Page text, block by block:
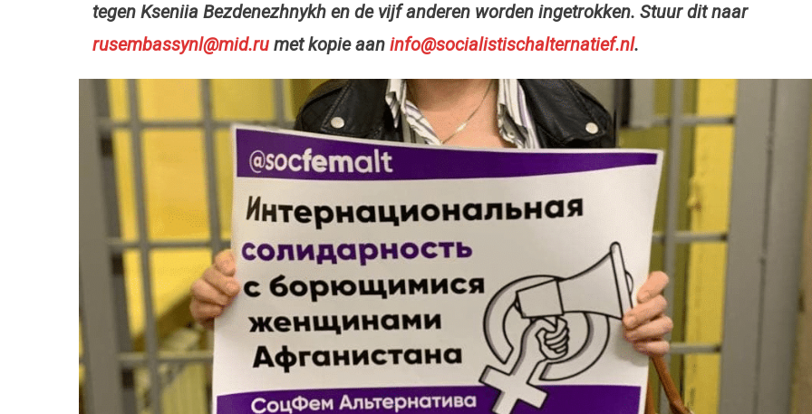
tegen Kseniia Bezdenezhnykh en de vijf anderen worden ingetrokken. Stuur dit naar
rusembassynl@mid.ru met kopie aan info@socialistischalternatief.nl.